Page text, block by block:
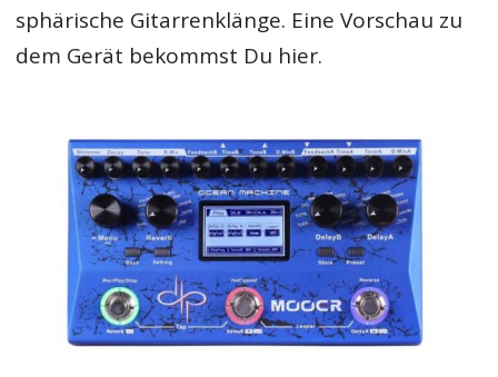
sphärische Gitarrenklänge. Eine Vorschau zu
dem Gerät bekommst Du hier.